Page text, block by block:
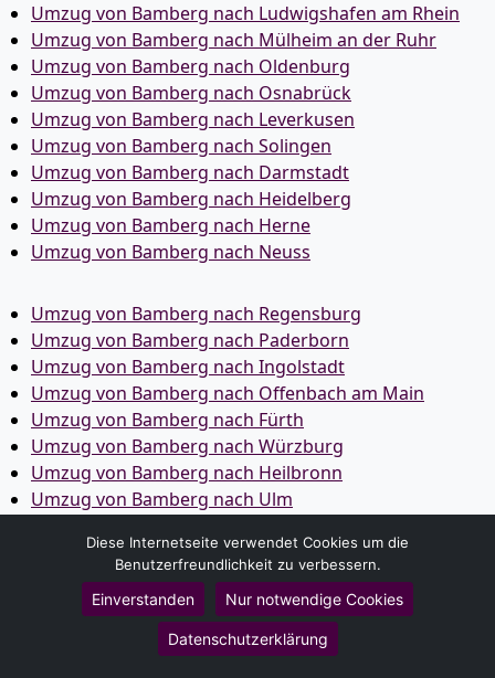
Umzug von Bamberg nach Ludwigshafen am Rhein
Umzug von Bamberg nach Mülheim an der Ruhr
Umzug von Bamberg nach Oldenburg
Umzug von Bamberg nach Osnabrück
Umzug von Bamberg nach Leverkusen
Umzug von Bamberg nach Solingen
Umzug von Bamberg nach Darmstadt
Umzug von Bamberg nach Heidelberg
Umzug von Bamberg nach Herne
Umzug von Bamberg nach Neuss
Umzug von Bamberg nach Regensburg
Umzug von Bamberg nach Paderborn
Umzug von Bamberg nach Ingolstadt
Umzug von Bamberg nach Offenbach am Main
Umzug von Bamberg nach Fürth
Umzug von Bamberg nach Würzburg
Umzug von Bamberg nach Heilbronn
Umzug von Bamberg nach Ulm
Umzug von Bamberg nach Wolfsburg
Umzug von Bamberg nach Bottrop
Umzug von Bamberg nach Göttingen
Umzug von Bamberg nach Reutlingen
Umzug von Bamberg nach Bremer­haven
Diese Internetseite verwendet Cookies um die
Benutzerfreundlichkeit zu verbessern.
Einverstanden Nur notwendige Cookies
Datenschutzerklärung